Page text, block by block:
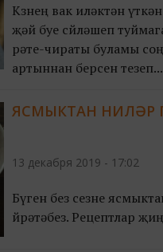
Көзнең вак иләктән
җәй буе сөйләшеп
рәте-чираты буламы
артыннан берсен
ЯСМЫКТАН НИЛӘР
13 декабря 2019 - 17:02
Бүген без сезне
өйрәтәбез. Рецептлар